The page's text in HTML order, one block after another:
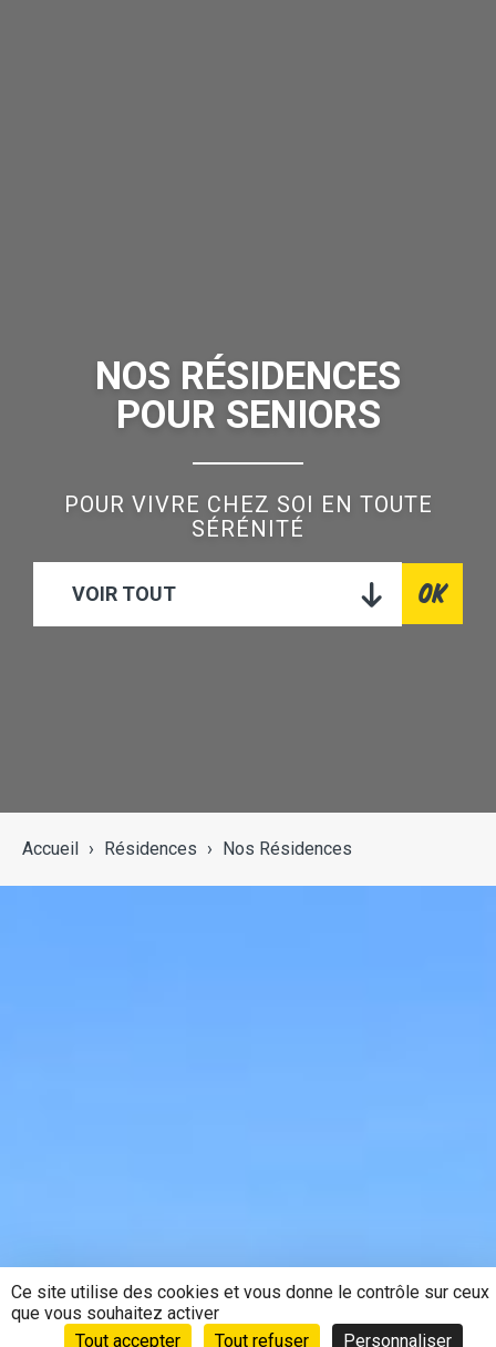
NOS RÉSIDENCES
POUR SENIORS
POUR VIVRE CHEZ SOI EN TOUTE
SÉRÉNITÉ
VOIR TOUT OK
Accueil › Résidences › Nos Résidences
Ce site utilise des cookies et vous donne le contrôle sur ceux
que vous souhaitez activer
Tout accepter
Tout refuser Personnaliser